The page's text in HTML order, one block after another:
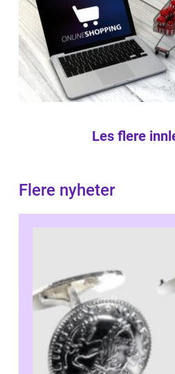
Les flere
Flere nyheter